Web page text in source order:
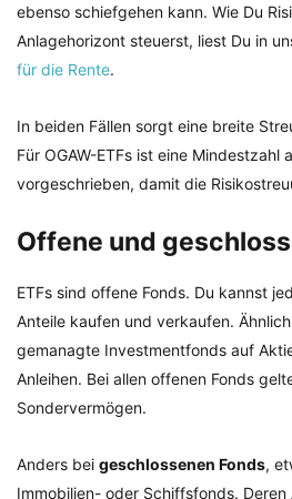
ebenso schiefgehen kann. Wie Du
Anlagehorizont steuerst, liest Du in
für die Rente.
In beiden Fällen sorgt eine breite
Für OGAW-ETFs ist eine Mindestzahl
vorgeschrieben, damit die
Offene und
ETFs sind offene Fonds. Du kannst
Anteile kaufen und verkaufen.
gemanagte Investmentfonds auf
Anleihen. Bei allen offenen Fonds
Sondervermögen.
Anders bei geschlossenen Fonds,
Immobilien- oder Schiffsfonds.